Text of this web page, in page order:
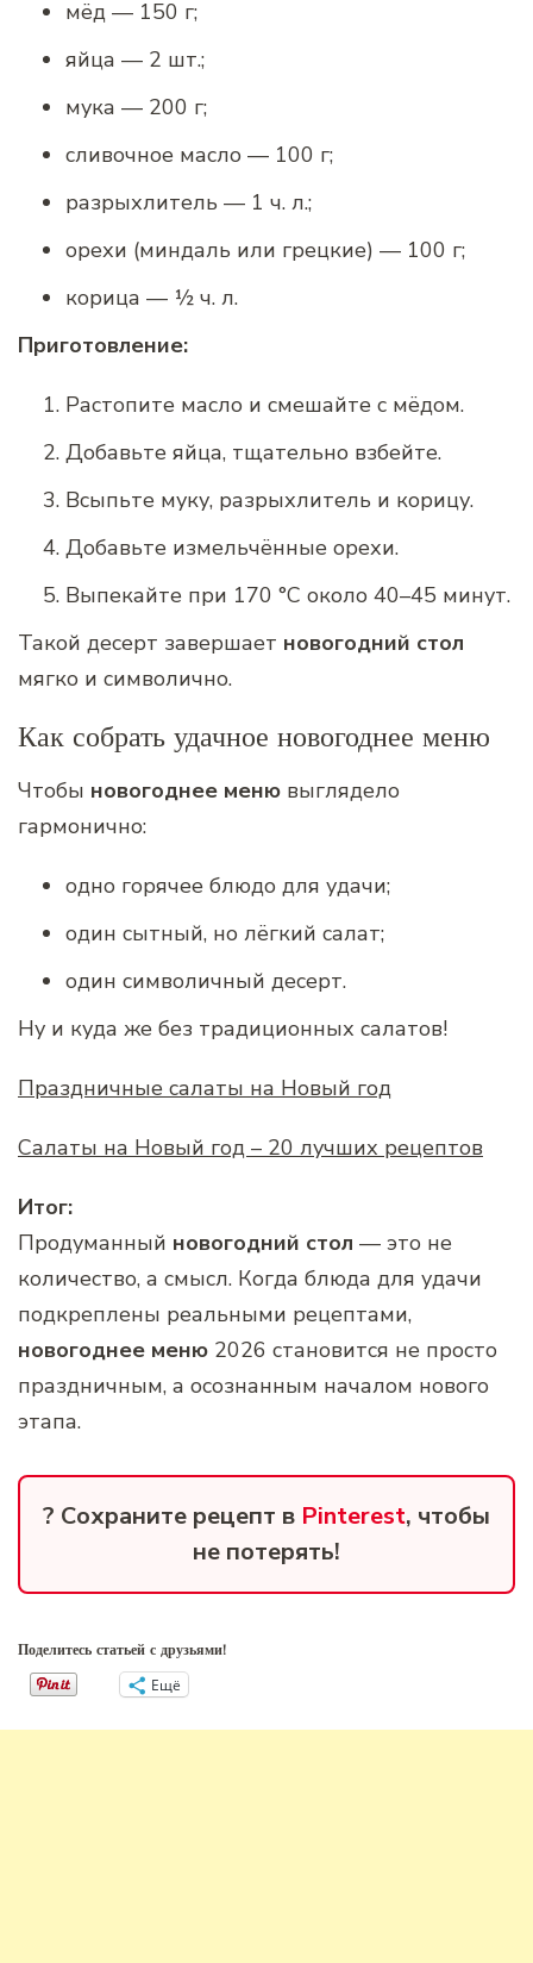
мёд — 150 г;
яйца — 2 шт.;
мука — 200 г;
сливочное масло — 100 г;
разрыхлитель — 1 ч. л.;
орехи (миндаль или грецкие) — 100 г;
корица — ½ ч. л.
Приготовление:
Растопите масло и смешайте с мёдом.
Добавьте яйца, тщательно взбейте.
Всыпьте муку, разрыхлитель и корицу.
Добавьте измельчённые орехи.
Выпекайте при 170 °C около 40–45 минут.
Такой десерт завершает новогодний стол
мягко и символично.
Как собрать удачное новогоднее меню
Чтобы новогоднее меню выглядело
гармонично:
одно горячее блюдо для удачи;
один сытный, но лёгкий салат;
один символичный десерт.
Ну и куда же без традиционных салатов!
Праздничные салаты на Новый год
Салаты на Новый год – 20 лучших рецептов
Итог:
Продуманный новогодний стол — это не
количество, а смысл. Когда блюда для удачи
подкреплены реальными рецептами,
новогоднее меню 2026 становится не просто
праздничным, а осознанным началом нового
этапа.
? Сохраните рецепт в Pinterest, чтобы
не потерять!
Поделитесь статьей с друзьями!
Ещё